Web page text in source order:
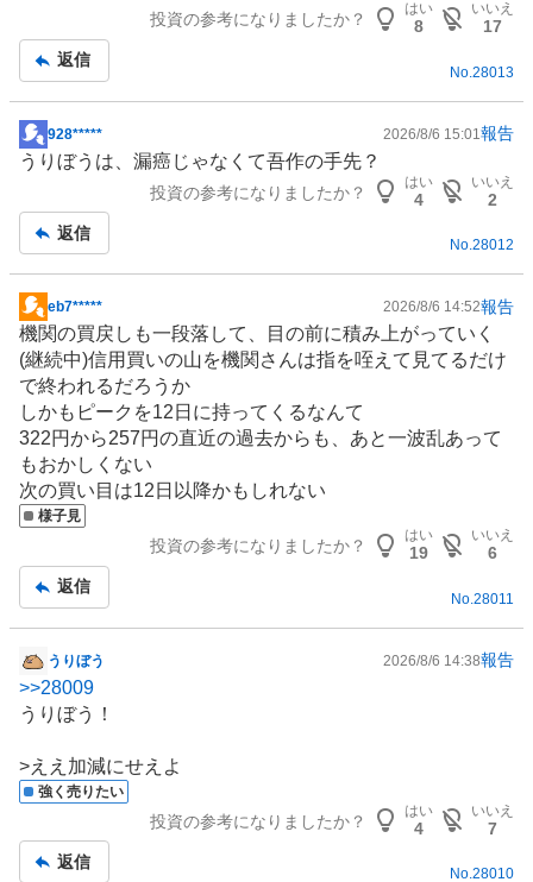
投資の参考になりましたか？
はい
8
いいえ
17
返信
No. 28013
掲
示
事
928***** 2026/8/6 15:01 報告
うりぼうは、漏癌じゃなくて吾作の手先？
投資の参考になりましたか？
はい
4
いいえ
2
返信
No.28012
掲
示
板
記
事
eb7***** 2026/8/6 14:52報告
機関の買戻しも一段落して、目の前に積み上がっていく
(継続中)信用買いの山を機関さんは指を咥えて見てるだけ
で終われるだろうか
しかもピークを12日に持ってくるなんて
322円から257円の直近の過去からも、あと一波乱あって
もおかしくない
次の買い目は12日以降かもしれない
様子見
投資の参考になりましたか？
はい
19
いいえ
6
返信
No. 28011
掲
示
板
事
うりぼう 2026/8/6 14:38報告
>>28009
うりぼう！
>ええ加減にせえよ
強く売りたい
投資の参考になりましたか？
はい
4
いいえ
7
返信
No.28010